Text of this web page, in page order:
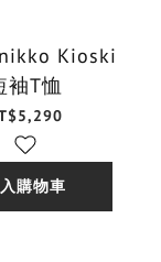
Kioski
袖T恤
購物車